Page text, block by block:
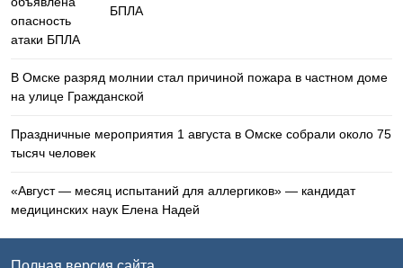
БПЛА
В Омске разряд молнии стал причиной пожара в частном доме
на улице Гражданской
Праздничные мероприятия 1 августа в Омске собрали около 75
тысяч человек
«Август — месяц испытаний для аллергиков» — кандидат
медицинских наук Елена Надей